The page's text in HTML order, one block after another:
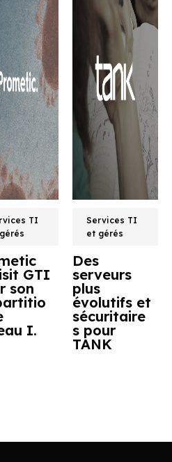
TI
GTI
son
I.
Services TI
et gérés
Des
serveurs
plus
évolutifs et
sécuritaire
s pour
TANK